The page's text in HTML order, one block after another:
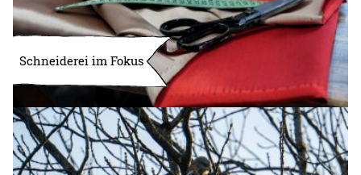
Schneiderei im Fokus